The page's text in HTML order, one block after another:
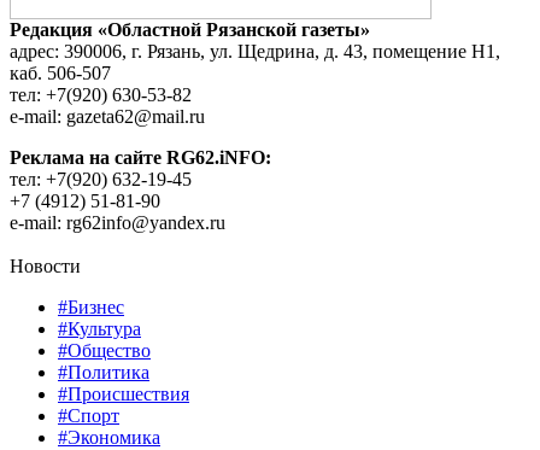
Редакция «Областной Рязанской газеты»
адрес: 390006, г. Рязань, ул. Щедрина, д. 43, помещение Н1,
каб. 506-507
тел: +7(920) 630-53-82
e-mail: gazeta62@mail.ru
Реклама на сайте RG62.iNFO:
тел: +7(920) 632-19-45
+7 (4912) 51-81-90
e-mail: rg62info@yandex.ru
Новости
#Бизнес
#Культура
#Общество
#Политика
#Происшествия
#Спорт
#Экономика